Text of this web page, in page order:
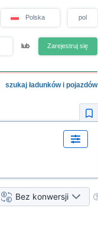
Polska pol
lub Zarejestruj się
szukaj ładunków i pojazdów
Bez konwersji